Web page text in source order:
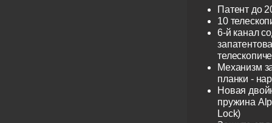
Патент до
10
6-й канал
Механизм
планки -
Новая
пружина
Lock)